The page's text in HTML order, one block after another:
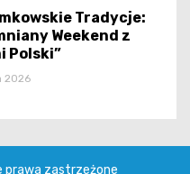
Tradycje:
Weekend z
Polski”
2026
prawa zastrzeżone